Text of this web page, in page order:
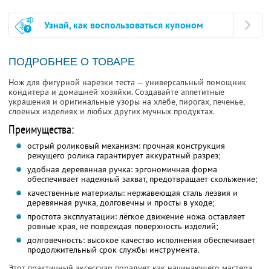
Узнай, как воспользоваться купоном
ПОДРОБНЕЕ О ТОВАРЕ
Нож для фигурной нарезки теста — универсальный помощник
кондитера и домашней хозяйки. Создавайте аппетитные
украшения и оригинальные узоры на хлебе, пирогах, печенье,
слоеных изделиях и любых других мучных продуктах.
Преимущества:
острый роликовый механизм: прочная конструкция
режущего ролика гарантирует аккуратный разрез;
удобная деревянная ручка: эргономичная форма
обеспечивает надежный захват, предотвращает скольжение;
качественные материалы: нержавеющая сталь лезвия и
деревянная ручка, долговечны и просты в уходе;
простота эксплуатации: лёгкое движение ножа оставляет
ровные края, не повреждая поверхность изделий;
долговечность: высокое качество исполнения обеспечивает
продолжительный срок службы инструмента.